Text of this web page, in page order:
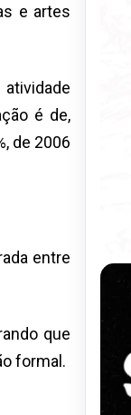
e artes
é de,
de 2006
entre
que
formal.